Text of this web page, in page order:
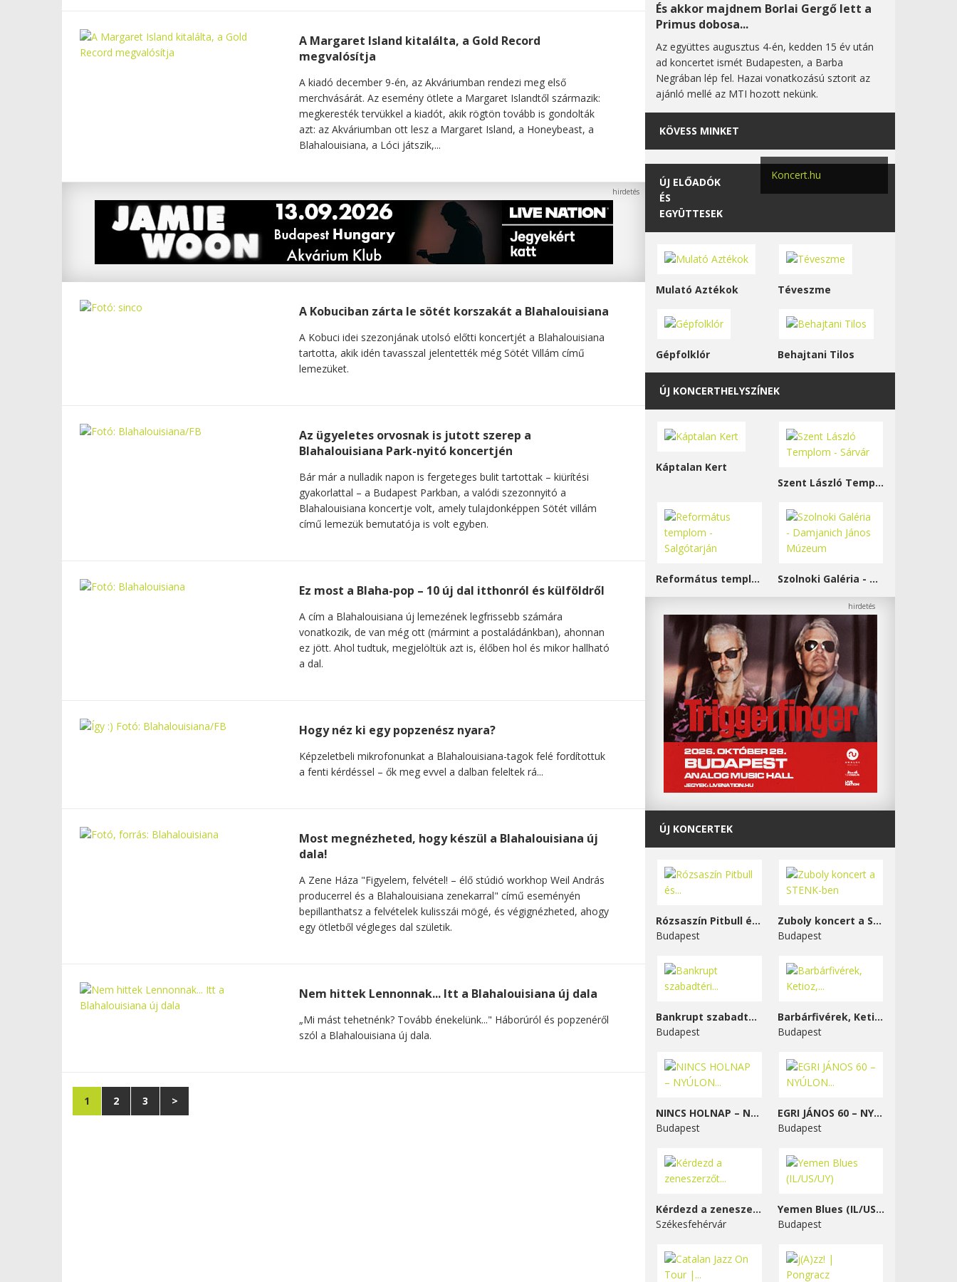
A Margaret Island kitalálta, a Gold Record
megvalósítja
A kiadó december 9-én, az Akváriumban rendezi meg első
merchvásárát. Az esemény ötlete a Margaret Islandtől származik:
megkeresték tervükkel a kiadót, akik rögtön tovább is gondolták
azt: az Akváriumban ott lesz a Margaret Island, a Honeybeast, a
Blahalouisiana, a Lóci játszik,...
A Kobuciban zárta le sötét korszakát a Blahalouisiana
A Kobuci idei szezonjának utolsó előtti koncertjét a Blahalouisiana
tartotta, akik idén tavasszal jelentették még Sötét Villám című
lemezüket.
Az ügyeletes orvosnak is jutott szerep a
Blahalouisiana Park-nyitó koncertjén
Bár már a nulladik napon is fergeteges bulit tartottak – kiürítési
gyakorlattal – a Budapest Parkban, a valódi szezonnyitó a
Blahalouisiana koncertje volt, amely tulajdonképpen Sötét villám
című lemezük bemutatója is volt egyben.
Ez most a Blaha-pop – 10 új dal itthonról és külföldről
A cím a Blahalouisiana új lemezének legfrissebb számára
vonatkozik, de van még ott (mármint a postaládánkban), ahonnan
ez jött. Ahol tudtuk, megjelöltük azt is, élőben hol és mikor hallható
a dal.
Hogy néz ki egy popzenész nyara?
Képzeletbeli mikrofonunkat a Blahalouisiana-tagok felé fordítottuk
a fenti kérdéssel – ők meg evvel a dalban feleltek rá...
Most megnézheted, hogy készül a Blahalouisiana új
dala!
A Zene Háza "Figyelem, felvétel! – élő stúdió workhop Weil András
producerrel és a Blahalouisiana zenekarral" című eseményén
bepillanthatsz a felvételek kulisszái mögé, és végignézheted, ahogy
egy ötletből végleges dal születik.
Nem hittek Lennonnak... Itt a Blahalouisiana új dala
„Mi mást tehetnénk? Tovább énekelünk..." Háborúról és popzenéről
szól a Blahalouisiana új dala.
1 2 3 >
És akkor majdnem Borlai Gergő lett a
Primus dobosa...
Az együttes augusztus 4-én, kedden 15 év után
ad koncertet ismét Budapesten, a Barba
Negrában lép fel. Hazai vonatkozású sztorit az
ajánló mellé az MTI hozott nekünk.
KÖVESS MINKET
Koncert.hu
ÚJ ELŐADÓK
ÉS
EGYÜTTESEK
Mulató Aztékok Téveszme
Gépfolklór Behajtani Tilos
ÚJ KONCERTHELYSZÍNEK
Káptalan Kert
Szent László Templom - Sárvár
Református templom - Salgótarján Szolnoki Galéria - Damjanich János Múzeum
ÚJ KONCERTEK
Rózsaszín Pitbull és...
Budapest
Zuboly koncert a STENK-ben
Budapest
Bankrupt szabadtéri...
Budapest
Barbárfivérek, Ketioz,...
Budapest
NINCS HOLNAP – NYÚLON...
Budapest
EGRI JÁNOS 60 – NYÚLON...
Budapest
Kérdezd a zeneszerzőt...
Székesfehérvár
Yemen Blues (IL/US/UY)
Budapest